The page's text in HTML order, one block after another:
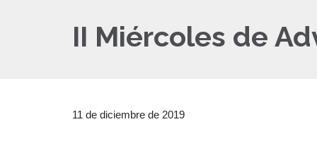
II Miércoles de
11 de diciembre de 2019